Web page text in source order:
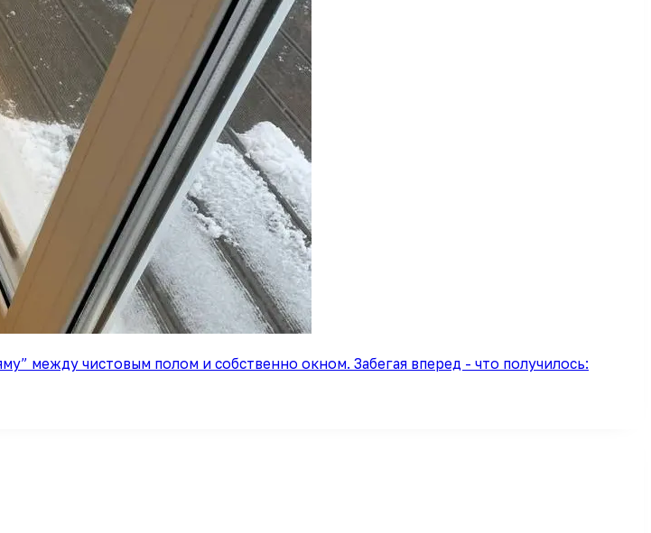
между чистовым полом и собственно окном. Забегая вперед - что получилось: